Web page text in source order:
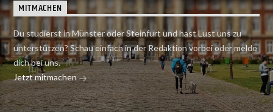
MITMACHEN
Du studierst in Münster oder Steinfurt und hast Lust uns zu
unterstützen? Schau einfach in der Redaktion vorbei oder melde
dich bei uns.
Jetzt mitmachen